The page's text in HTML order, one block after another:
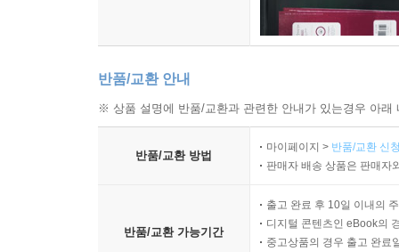
반품/교환 안내
※ 상품 설명에 반품/교환과 관련한 안내가 있는경우 아
반품/교환 방법
마이페이지 > 반품/교환 신
판매자 배송 상품은 판매자
반품/교환 가능기간
출고 완료 후 10일 이내의
디지털 콘텐츠인 eBook의
중고상품의 경우 출고 완료